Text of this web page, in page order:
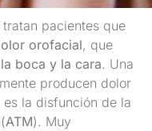
pacientes que
orofacial, que
la boca y la cara. Una
producen dolor
la disfunción de la
ATM). Muy